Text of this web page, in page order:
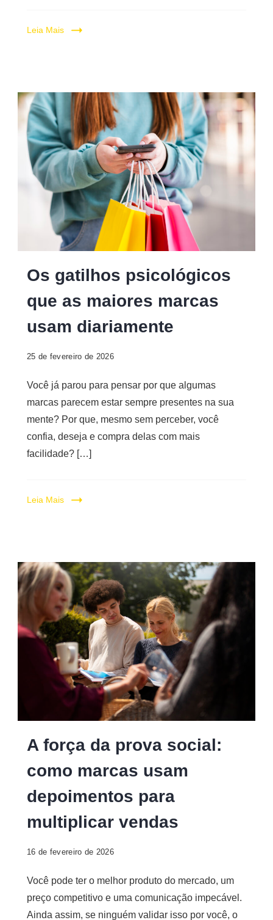
Leia Mais
Os gatilhos psicológicos
que as maiores marcas
usam diariamente
25 de fevereiro de 2026
Você já parou para pensar por que algumas
marcas parecem estar sempre presentes na sua
mente? Por que, mesmo sem perceber, você
confia, deseja e compra delas com mais
facilidade? […]
Leia Mais
A força da prova social:
como marcas usam
depoimentos para
multiplicar vendas
16 de fevereiro de 2026
Você pode ter o melhor produto do mercado, um
preço competitivo e uma comunicação impecável.
Ainda assim, se ninguém validar isso por você, o